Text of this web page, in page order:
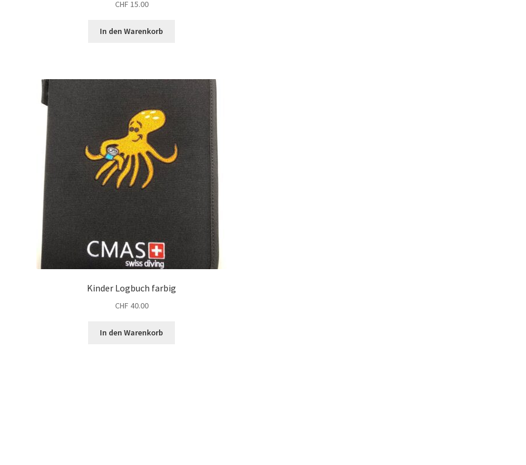
CHF 15.00
In den Warenkorb
Kinder Logbuch farbig
CHF 40.00
In den Warenkorb